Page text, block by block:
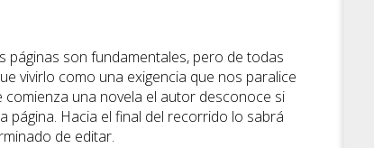
páginas son fundamentales, pero de todas
vivirlo como una exigencia que nos paralice
una novela el autor desconoce si
página. Hacia el final del recorrido lo sabrá
de editar.